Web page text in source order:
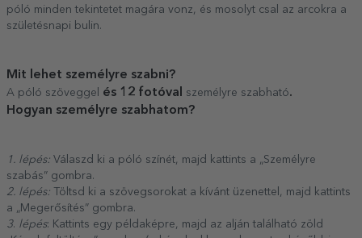
póló minden tekintetet magára vonz, és mosolyt csal az arcokra a
születésnapi bulin.
Mit lehet személyre szabni?
A póló szöveggel és 12 fotóval személyre szabható.
Hogyan személyre szabhatom?
1. lépés: Válaszd ki a póló színét, majd kattints a „Személyre
szabás” gombra.
2. lépés: Töltsd ki a szövegsorokat a kívánt üzenettel, majd kattints
a „Megerősítés” gombra.
3. lépés: Kattints egy példaképre, majd az alján található zöld